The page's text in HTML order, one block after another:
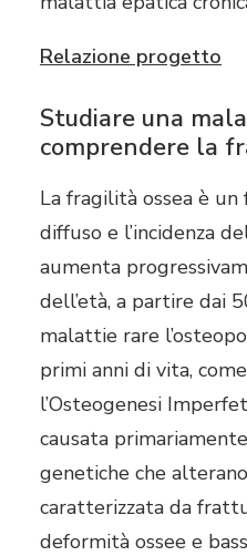
Relazione progetto
Studiare una
comprendere la
La fragilità ossea è
diffuso e l’incidenza
aumenta
dell’età, a partire dai
malattie rare
primi anni di vita,
l’Osteogenesi
causata
genetiche che
caratterizzata da
deformità ossee e